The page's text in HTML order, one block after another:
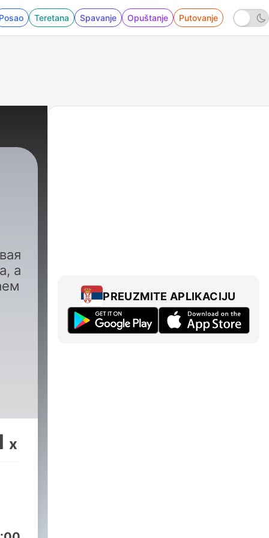
Teretana Spavanje Opuštanje Putovanje
а
x
PREUZMITE APLIKACIJU